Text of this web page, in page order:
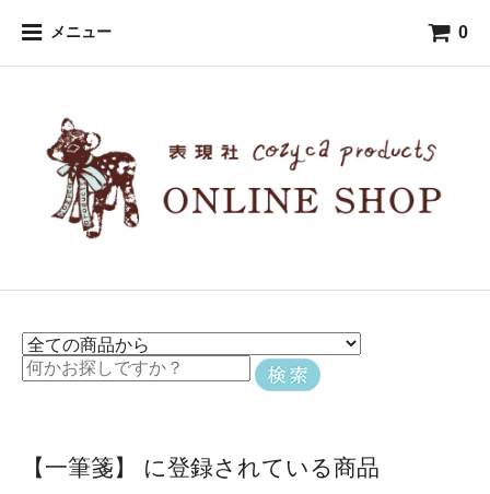
メニュー 0
【一筆箋】 に登録されている商品